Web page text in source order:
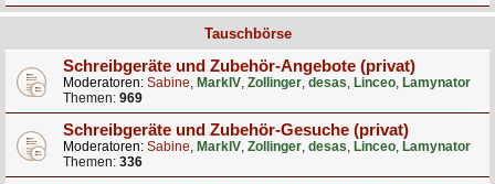
Tauschbörse
Schreibgeräte und Zubehör-Angebote (privat)
Moderatoren: Sabine, MarkIV, Zollinger, desas, Linceo, Lamynator
Themen: 969
Schreibgeräte und Zubehör-Gesuche (privat)
Moderatoren: Sabine, MarkIV, Zollinger, desas, Linceo, Lamynator
Themen: 336